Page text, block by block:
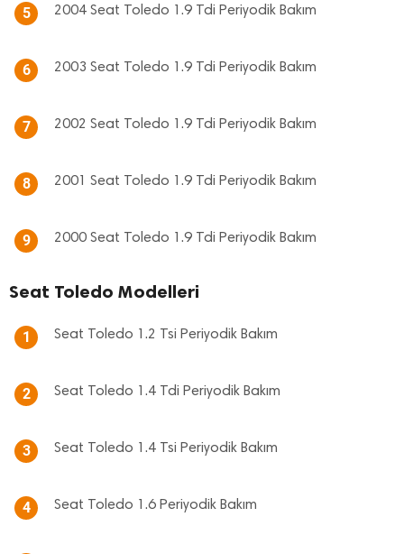
5 2004 Seat Toledo 1.9 Tdi Periyodik Bakım
6 2003 Seat Toledo 1.9 Tdi Periyodik Bakım
7 2002 Seat Toledo 1.9 Tdi Periyodik Bakım
8 2001 Seat Toledo 1.9 Tdi Periyodik Bakım
9 2000 Seat Toledo 1.9 Tdi Periyodik Bakım
Seat Toledo Modelleri
1 Seat Toledo 1.2 Tsi Periyodik Bakım
2 Seat Toledo 1.4 Tdi Periyodik Bakım
3 Seat Toledo 1.4 Tsi Periyodik Bakım
4 Seat Toledo 1.6 Periyodik Bakım